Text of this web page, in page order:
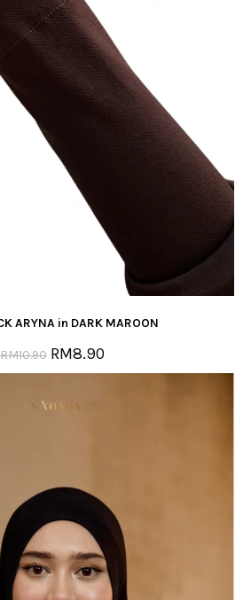
ARYNA in DARK MAROON
RM10.90 RM8.90